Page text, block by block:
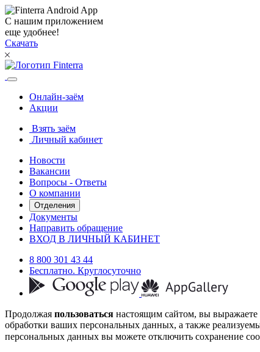
С нашим приложением
еще удобнее!
Скачать
Онлайн-заём
Акции
Взять заём
Личный кабинет
Новости
Вакансии
Вопросы - Ответы
О компании
Отделения
Документы
Направить обращение
ВХОД В ЛИЧНЫЙ КАБИНЕТ
8 800 301 43 44
Бесплатно. Круглосуточно
Продолжая пользоваться настоящим сайтом, вы выражаете
обработки ваших персональных данных, а также
персональных данных вы можете отключить сохранение